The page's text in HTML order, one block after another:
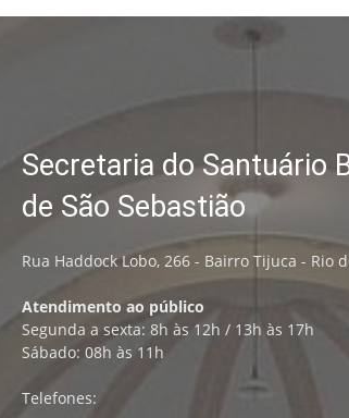
Secretaria do Santuário
de São Sebastião
Rua Haddock Lobo, 266 - Bairro Tijuca - Rio
Atendimento ao público
Segunda a sexta: 8h às 12h / 13h às 17h
Sábado: 08h às 11h
Telefones: